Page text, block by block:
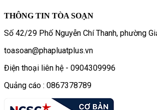
THÔNG TIN TÒA SOẠN
Số 42/29 Phố Nguyễn Chí Thanh, phường
toasoan@phapluatplus.vn
Điện thoại liên hệ - 0904309996
Quảng cáo : 0867378789